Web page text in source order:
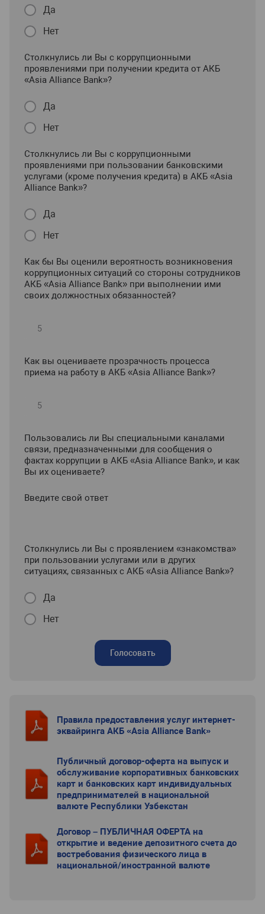
Да
Нет
Столкнулись ли Вы с коррупционными
проявлениями при получении кредита от АКБ
«Asia Alliance Bank»?
Да
Нет
Столкнулись ли Вы с коррупционными
проявлениями при пользовании банковскими
услугами (кроме получения кредита) в АКБ «Asia
Alliance Bank»?
Да
Нет
Как бы Вы оценили вероятность возникновения
коррупционных ситуаций со стороны сотрудников
АКБ «Asia Alliance Bank» при выполнении ими
своих должностных обязанностей?
Как вы оцениваете прозрачность процесса
приема на работу в АКБ «Asia Alliance Bank»?
Пользовались ли Вы специальными каналами
связи, предназначенными для сообщения о
фактах коррупции в АКБ «Asia Alliance Bank», и как
Вы их оцениваете?
Введите свой ответ
Столкнулись ли Вы с проявлением «знакомства»
при пользовании услугами или в других
ситуациях, связанных с АКБ «Asia Alliance Bank»?
Да
Нет
Голосовать
Правила предоставления услуг интернет-
эквайринга АКБ «Asia Alliance Bank»
Публичный договор-оферта на выпуск и
обслуживание корпоративных банковских
карт и банковских карт индивидуальных
предпринимателей в национальной
валюте Республики Узбекстан
Договор – ПУБЛИЧНАЯ ОФЕРТА на
открытие и ведение депозитного счета до
востребования физического лица в
национальной/иностранной валюте